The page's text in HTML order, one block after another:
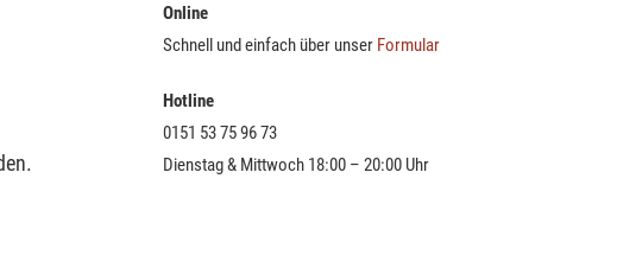
Online
Schnell und einfach über unser Formular
Hotline
0151 53 75 96 73
Dienstag & Mittwoch 18:00 – 20:00 Uhr